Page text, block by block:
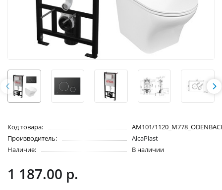
Код товара:
AM101/
Производитель:
AlcaPlast
Наличие:
В наличии
1 187.00 р.